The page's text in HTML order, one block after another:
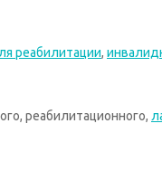
реабилитации,
реабилитационного,